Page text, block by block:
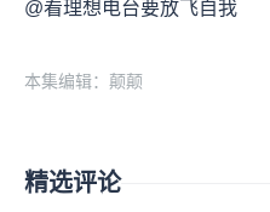
@看理想电台要放飞自我
本集编辑：颠颠
精选评论